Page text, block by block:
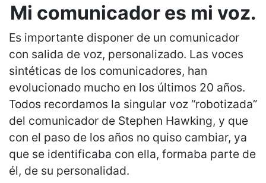
Mi comunicador es mi voz.
Es importante disponer de un comunicador
con salida de voz, personalizado. Las voces
sintéticas de los comunicadores, han
evolucionado mucho en los últimos 20 años.
Todos recordamos la singular voz “robotizada”
del comunicador de Stephen Hawking, y que
con el paso de los años no quiso cambiar, ya
que se identificaba con ella, formaba parte de
él, de su personalidad.